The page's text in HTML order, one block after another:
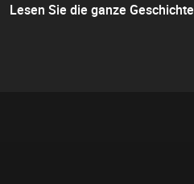
Lesen Sie die ganze Geschichte